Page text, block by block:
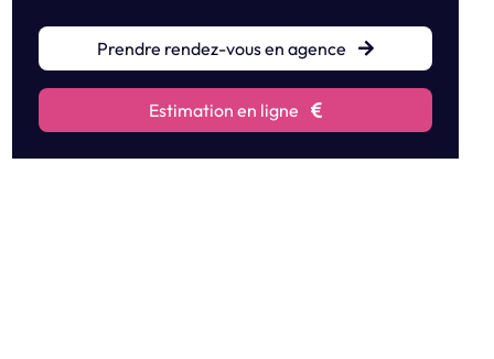
Prendre rendez-vous en agence
Estimation en ligne